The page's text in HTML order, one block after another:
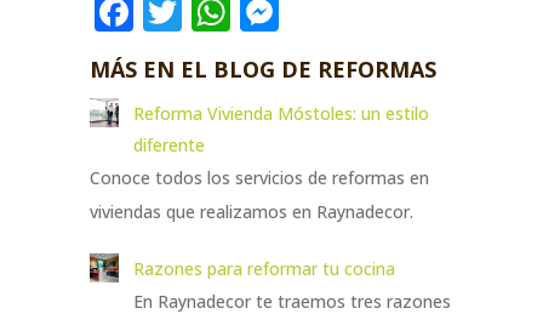
Facebook
TwitterWhatsApp
MÁS EN EL BLOG DE REFORMAS
Reforma Vivienda Móstoles: un estilo
diferente
Conoce todos los servicios de reformas en
viviendas que realizamos en Raynadecor.
Razones para reformar tu cocina
En Raynadecor te traemos tres razones